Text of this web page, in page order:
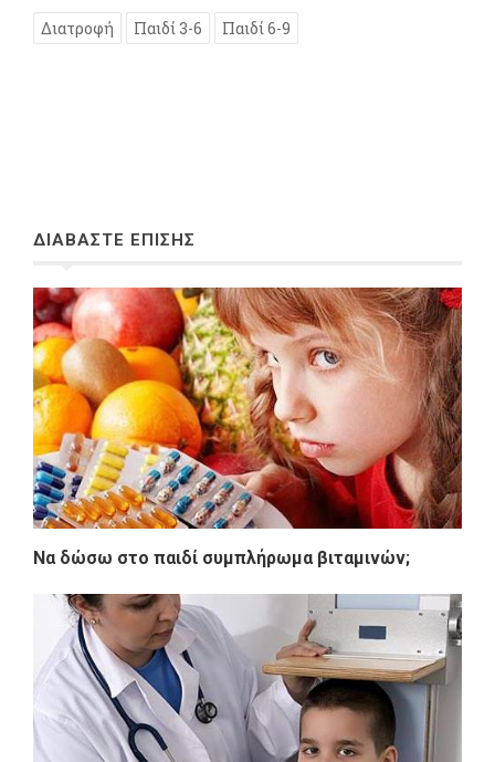
Διατροφή Παιδί 3-6 Παιδί 6-9
ΔΙΑΒΑΣΤΕ ΕΠΙΣΗΣ
Να δώσω στο παιδί συμπλήρωμα βιταμινών;